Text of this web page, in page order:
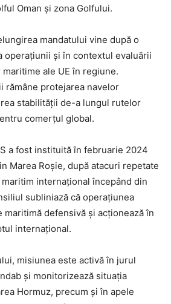
Oman și zona Golfului.
mandatului vine după o
operațiunii și în contextul evaluării
ale UE în regiune.
rămâne protejarea navelor
stabilității de-a lungul rutelor
comerțul global.
a fost instituită în februarie 2024
Marea Roșie, după atacuri repetate
internațional începând din
subliniază că operațiunea
defensivă și acționează în
internațional.
misiunea este activă în jurul
și monitorizează situația
Hormuz, precum și în apele